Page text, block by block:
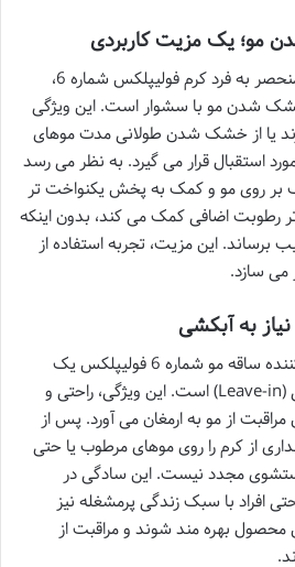
مو؛ یک مزیت کاربردی
یک مزیت کاربردی و نسبتاً منحصر به فرد کرم فولیپلکس شماره 6،
خشک شدن مو با سشوار است. این ویژگی
یا از خشک شدن طولانی مدت موهای
استقبال قرار می گیرد. به نظر می رسد
بر روی مو و کمک به پخش یکنواخت تر
رطوبت اضافی کمک می کند، بدون اینکه
برساند. این مزیت، تجربه استفاده از
می سازد.
به آبکشی
کرم ترمیم کننده و بازسازی کننده ساقه مو شماره 6 فولیپلکس یک
محصول بدون نیاز به آبکشی (Leave-in) است. این ویژگی، راحتی و
از مو به ارمغان می آورد. پس از
از کرم را روی موهای مرطوب یا حتی
مجدد نیست. این سادگی در
افراد با سبک زندگی پرمشغله نیز
محصول بهره مند شوند و مراقبت از